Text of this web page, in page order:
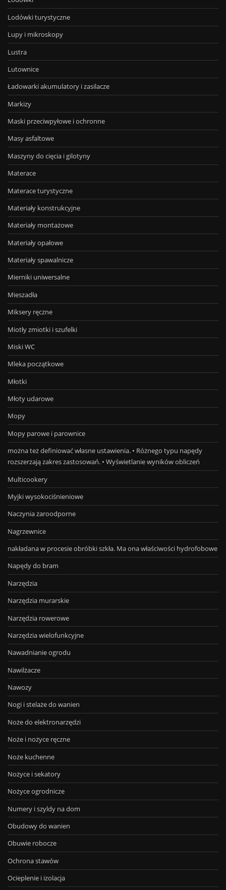
Lodówki turystyczne
Lupy i mikroskopy
Lustra
Lutownice
Ładowarki akumulatory i zasilacze
Markizy
Maski przeciwpyłowe i ochronne
Masy asfaltowe
Maszyny do cięcia i gilotyny
Materace
Materace turystyczne
Materiały konstrukcyjne
Materiały montażowe
Materiały opałowe
Materiały spawalnicze
Mierniki uniwersalne
Mieszadła
Miksery ręczne
Miotły zmiotki i szufelki
Miski WC
Mleka początkowe
Młotki
Młoty udarowe
Mopy
Mopy parowe i parownice
można też definiować własne ustawienia. • Różnego typu napędy
rozszerzają zakres zastosowań. • Wyświetlanie wyników obliczeń
Multicookery
Myjki wysokociśnieniowe
Naczynia żaroodporne
Nagrzewnice
nakładana w procesie obróbki szkła. Ma ona właściwości hydrofobowe
Napędy do bram
Narzędzia
Narzędzia murarskie
Narzędzia rowerowe
Narzędzia wielofunkcyjne
Nawadnianie ogrodu
Nawilżacze
Nawozy
Nogi i stelaże do wanien
Noże do elektronarzędzi
Noże i nożyce ręczne
Noże kuchenne
Nożyce i sekatory
Nożyce ogrodnicze
Numery i szyldy na dom
Obudowy do wanien
Obuwie robocze
Ochrona stawów
Ocieplenie i izolacja